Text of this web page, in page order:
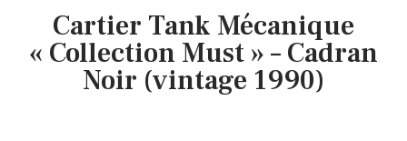
Cartier Tank Mécanique
« Collection Must » – Cadran
Noir (vintage 1990)